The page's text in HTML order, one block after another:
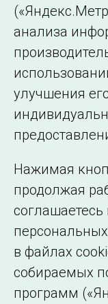
Судьи
Участники
Итоги
©2005–2026 АО «СО
анализа
улучшения
Нажимая
продолжая
соглашаетесь
в файлах
собираемых
программ